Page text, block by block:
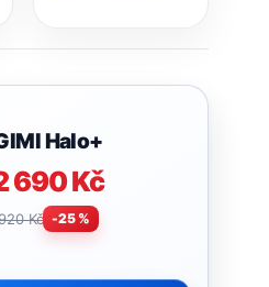
Halo+
690 Kč
Kč -25 %